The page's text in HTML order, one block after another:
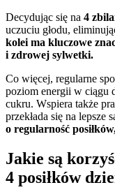
Decydując się na 4
uczuciu głodu,
kolei ma kluczowe
i zdrowej sylwetki.
Co więcej, regularne
poziom energii w ciągu
cukru. Wspiera także
przekłada się na lepsze
o regularność
Jakie są
4 posiłków